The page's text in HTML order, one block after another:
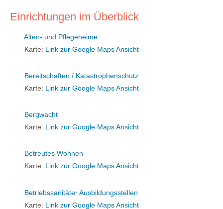
Einrichtungen im Überblick
Alten- und Pflegeheime
Karte: Link zur Google Maps Ansicht
Bereitschaften / Katastrophenschutz
Karte: Link zur Google Maps Ansicht
Bergwacht
Karte: Link zur Google Maps Ansicht
Betreutes Wohnen
Karte: Link zur Google Maps Ansicht
Betriebssanitäter Ausbildungsstellen
Karte: Link zur Google Maps Ansicht